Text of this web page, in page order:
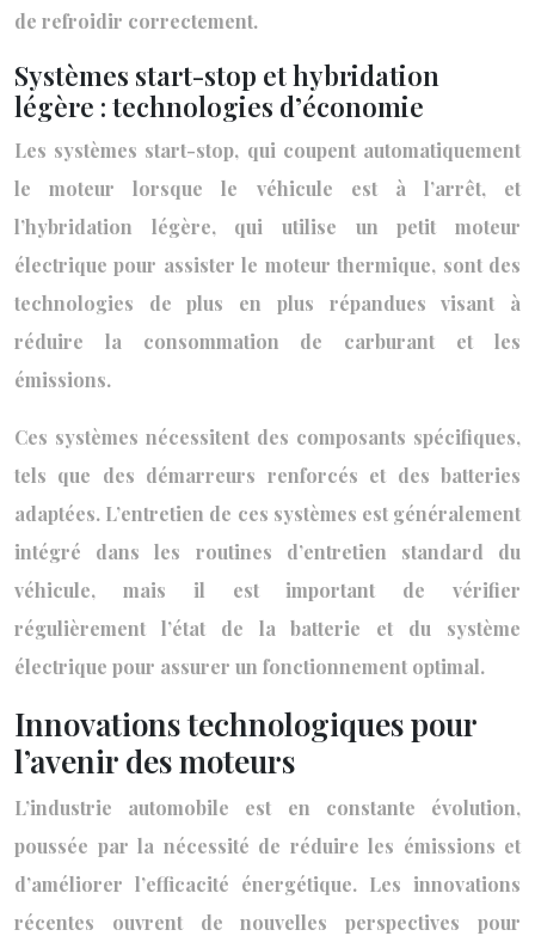
de refroidir correctement.
Systèmes start-stop et hybridation
légère : technologies d’économie
Les systèmes start-stop, qui coupent automatiquement
le moteur lorsque le véhicule est à l’arrêt, et
l’hybridation légère, qui utilise un petit moteur
électrique pour assister le moteur thermique, sont des
technologies de plus en plus répandues visant à
réduire la consommation de carburant et les
émissions.
Ces systèmes nécessitent des composants spécifiques,
tels que des démarreurs renforcés et des batteries
adaptées. L’entretien de ces systèmes est généralement
intégré dans les routines d’entretien standard du
véhicule, mais il est important de vérifier
régulièrement l’état de la batterie et du système
électrique pour assurer un fonctionnement optimal.
Innovations technologiques pour
l’avenir des moteurs
L’industrie automobile est en constante évolution,
poussée par la nécessité de réduire les émissions et
d’améliorer l’efficacité énergétique. Les innovations
récentes ouvrent de nouvelles perspectives pour